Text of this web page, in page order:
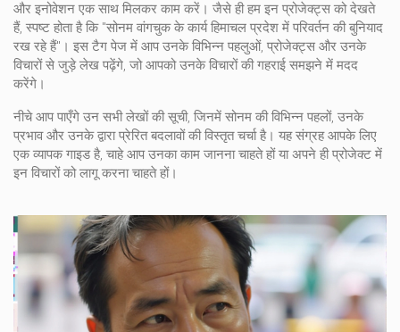
और इनोवेशन एक साथ मिलकर काम करें। जैसे ही हम इन प्रोजेक्ट्स को देखते
हैं, स्पष्ट होता है कि "सोनम वांगचुक के कार्य हिमाचल प्रदेश में परिवर्तन की बुनियाद
रख रहे हैं"। इस टैग पेज में आप उनके विभिन्न पहलुओं, प्रोजेक्ट्स और उनके
विचारों से जुड़े लेख पढ़ेंगे, जो आपको उनके विचारों की गहराई समझने में मदद
करेंगे।
नीचे आप पाएँगे उन सभी लेखों की सूची, जिनमें सोनम की विभिन्न पहलों, उनके
प्रभाव और उनके द्वारा प्रेरित बदलावों की विस्तृत चर्चा है। यह संग्रह आपके लिए
एक व्यापक गाइड है, चाहे आप उनका काम जानना चाहते हों या अपने ही प्रोजेक्ट में
इन विचारों को लागू करना चाहते हों।